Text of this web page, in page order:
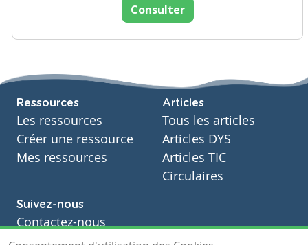
Consulter
Ressources
Les ressources
Créer une ressource
Mes ressources
Articles
Tous les articles
Articles DYS
Articles TIC
Circulaires
Suivez-nous
Contactez-nous
Soutien scolaire